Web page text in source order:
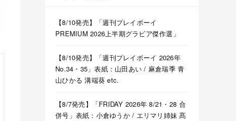
【8/10発売】「週刊プレイボーイ
PREMIUM 2026上半期グラビア傑作選」
【8/10発売】「週刊プレイボーイ 2026年
No.34・35」表紙：山田あい / 麻倉瑞季 青
山ひかる 溝端葵 etc.
【8/7発売】「FRIDAY 2026年 8/21・28 合
併号」表紙：小倉ゆうか / エリマリ姉妹 髙